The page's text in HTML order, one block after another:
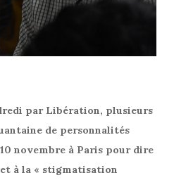
par Libération, plusieurs
de personnalités
novembre à Paris pour dire
à la « stigmatisation